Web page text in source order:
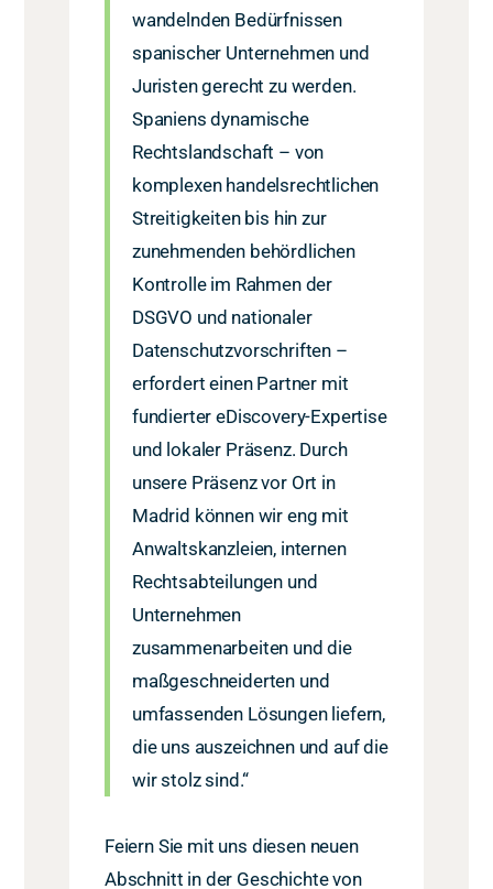
wandelnden Bedürfnissen
spanischer Unternehmen und
Juristen gerecht zu werden.
Spaniens dynamische
Rechtslandschaft – von
komplexen handelsrechtlichen
Streitigkeiten bis hin zur
zunehmenden behördlichen
Kontrolle im Rahmen der
DSGVO und nationaler
Datenschutzvorschriften –
erfordert einen Partner mit
fundierter eDiscovery-Expertise
und lokaler Präsenz. Durch
unsere Präsenz vor Ort in
Madrid können wir eng mit
Anwaltskanzleien, internen
Rechtsabteilungen und
Unternehmen
zusammenarbeiten und die
maßgeschneiderten und
umfassenden Lösungen liefern,
die uns auszeichnen und auf die
wir stolz sind.“
Feiern Sie mit uns diesen neuen
Abschnitt in der Geschichte von